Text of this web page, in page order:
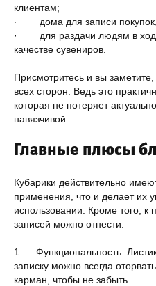
клиентам;
· дома для записи
· для раздачи людям в
качестве сувениров.
Присмотритесь и вы
всех сторон. Ведь это
которая не потеряет
навязчивой.
Главные плюсы
Кубарики действительно
применения, что и делает их
использовании. Кроме того, к
записей можно отнести:
1. Функциональность.
записку можно всегда
карман, чтобы не забыть.